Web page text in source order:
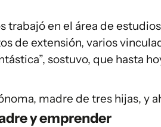
trabajó en el área de
de extensión, varios
sostuvo, que hasta
madre de tres hijas, y
y emprender